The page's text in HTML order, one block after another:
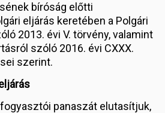
bíróság előtti
eljárás keretében a Polgári
2013. évi V. törvény, valamint
szóló 2016. évi CXXX.
szerint.
panaszát elutasítjuk,